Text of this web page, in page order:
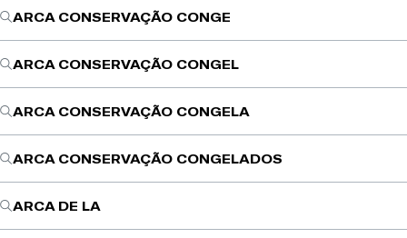
ARCA CONSERVAÇÃO CONGE
ARCA CONSERVAÇÃO CONGEL
ARCA CONSERVAÇÃO CONGELA
ARCA CONSERVAÇÃO CONGELADOS
ARCA DE LA